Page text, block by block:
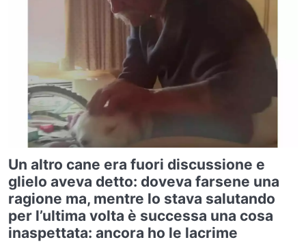
Un altro cane era fuori discussione e
glielo aveva detto: doveva farsene una
ragione ma, mentre lo stava salutando
per l’ultima volta è successa una cosa
inaspettata: ancora ho le lacrime